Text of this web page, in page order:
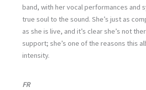
band, with her vocal performances and
true soul to the sound. She’s just as
as she is live, and it’s clear she’s not
support; she’s one of the reasons this
intensity.
FR